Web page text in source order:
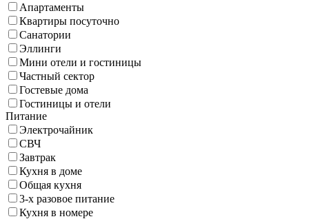
Апартаменты
Квартиры посуточно
Санатории
Эллинги
Мини отели и гостиницы
Частный сектор
Гостевые дома
Гостиницы и отели
Питание
Электрочайник
СВЧ
Завтрак
Кухня в доме
Общая кухня
3-х разовое питание
Кухня в номере